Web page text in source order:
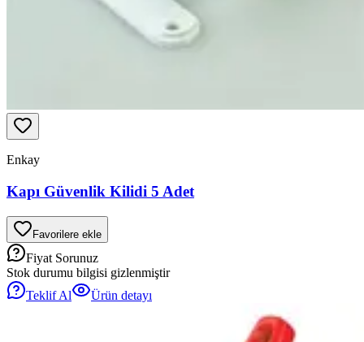
Enkay
Kapı Güvenlik Kilidi 5 Adet
Favorilere ekle
Fiyat Sorunuz
Stok durumu bilgisi gizlenmiştir
Teklif Al
Ürün detayı